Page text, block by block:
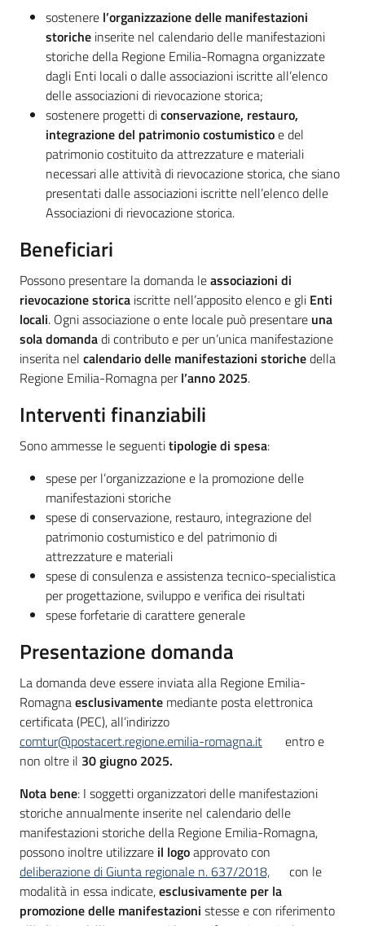
sostenere l’organizzazione delle manifestazioni
storiche inserite nel calendario delle manifestazioni
storiche della Regione Emilia-Romagna organizzate
dagli Enti locali o dalle associazioni iscritte all’elenco
delle associazioni di rievocazione storica;
sostenere progetti diconservazione, restauro,
integrazione del patrimonio costumisticoe del
patrimonio costituito da attrezzature e materiali
necessari alle attività di rievocazione storica, che siano
presentati dalle associazioni iscritte nell’elenco delle
Associazioni di rievocazione storica.
Beneficiari
Possono presentare la domanda leassociazioni di
rievocazione storica iscritte nell’apposito elenco e gli Enti
locali. Ogni associazione o ente locale può presentare una
sola domandadi contributo e per un’unica manifestazione
inserita nel calendario delle manifestazioni storichedella
Regione Emilia-Romagna perl’anno 2025.
Interventi finanziabili
Sono ammesse le seguentitipologie di spesa:
spese per l’organizzazione e la promozione delle
manifestazioni storiche
spese di conservazione, restauro, integrazione del
patrimonio costumistico e del patrimonio di
attrezzature e materiali
spese di consulenza e assistenza tecnico-specialistica
per progettazione, sviluppo e verifica dei risultati
spese forfetarie di carattere generale
Presentazione domanda
La domanda deve essere inviata alla Regione Emilia-
Romagnaesclusivamente mediante posta elettronica
certificata (PEC), all’indirizzo
comtur@postacert.regione.emilia-romagna.it
entro e
non oltre il 30 giugno 2025.
Nota bene: I soggetti organizzatori delle manifestazioni
storiche annualmente inserite nel calendario delle
manifestazioni storiche della Regione Emilia-Romagna,
possono inoltre utilizzare il logoapprovato con
deliberazione di Giunta regionale n. 637/2018,
con le
modalità in essa indicate,esclusivamente per la
promozione delle manifestazioni stesse e con riferimento